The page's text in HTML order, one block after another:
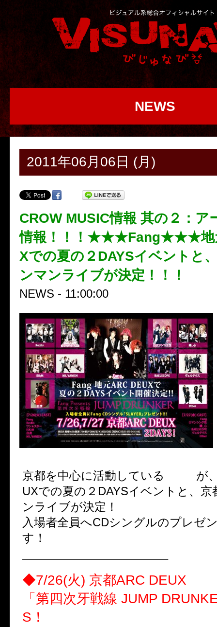
NEWS
2011年06月06日 (月)
CROW MUSIC情報 其の２：ア
情報！！！★★★Fang★★★地
Xでの夏の２DAYSイベントと
ンマンライブが決定！！！
NEWS - 11:00:00
京都を中心に活動している
が
UXでの夏の２DAYSイベントと、京
ンライブが決定！
入場者全員へCDシングルのプレゼ
す！
————————————–
◆7/26(火) 京都ARC DEUX
「第四次牙戦線 JUMP
S！